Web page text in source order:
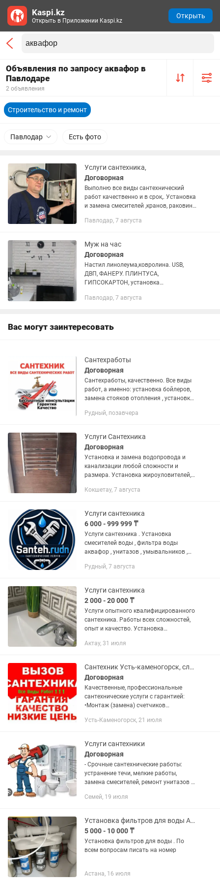
Объявления по запросу аквафор в
Павлодаре
2 объявления
Строительство и ремонт
Павлодар Есть фото
Услуги сантехника,
Договорная
Выполню все виды сантехнический
работ качественно и в срок,. Установка
и замена смесителей ,кранов, раковин,
замена арматуры в бочка, ремонт
Павлодар, 7 августа
Муж на час
Договорная
Настил линолеума,ковролина. USB,
ДВП, ФАНЕРУ. ПЛИНТУСА,
ГИПСОКАРТОН, установка
протяжка пола, убираю скрип пола.
Павлодар, 7 августа
Вас могут заинтересовать
Сантехработы
Договорная
Сантехработы, качественно. Все виды
работ, а именно: установка бойлеров,
замена стояков отопления , установка
замена труб холодной и горячей воды.
Рудный, позавчера
Услуги Сантехника
Договорная
Установка и замена водопровода и
канализации любой сложности и
размера. Установка жироуловителей,
аристонов, смистителей, душевых
Кокшетау, 7 августа
Услуги сантехника
6 000 - 999 999 ₸
Услуги сантехника . Установка
смесителей воды , фильтра воды
аквафор , унитазов , умывальников ,
Качество гарантирую!
Рудный, 7 августа
Услуги сантехника
2 000 - 20 000 ₸
Услуги опытного квалифицированного
сантехника. Работы всех сложностей,
опыт и качество. Установка
смесители, унитаз, водомер, фильтры
Актау, 31 июля
Сантехник Усть-каменогорск, слесарь
Договорная
Качественные, профессиональные
сантехнические услуги с гарантией:
•Монтаж (замена) счетчиков
(замена, ремонт); •Установка (замена)
Усть-Каменогорск, 21 июля
Услуги сантехники
Договорная
- Срочные сантехнические работы:
устранение течи, мелкие работы,
замена смесителей, ремонт унитазов и
Замена, ремонт, монтаж
Замена,...
Семей, 19 июля
Установка фильтров для воды Аквафор, Аквабрайт и других производителей
5 000 - 10 000 ₸
Установка фильтров для воды . По
всем вопросам писать на номер
Астана, 16 июля
Kaspi.kz
Открыть в Приложении Kaspi.kz
Открыть